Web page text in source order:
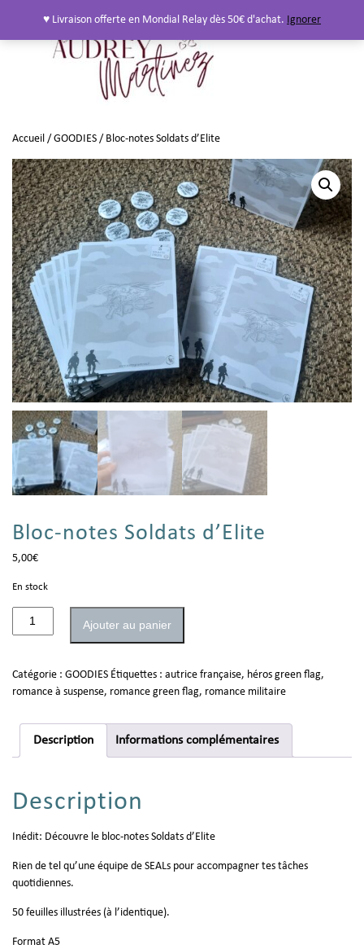
Accueil / GOODIES / Bloc-notes Soldats d’Elite
Bloc-notes Soldats d’Elite
5,00€
En stock
Ajouter au panier
Catégorie : GOODIES Étiquettes : autrice française, héros green flag,
romance à suspense, romance green flag, romance militaire
Description Informations complémentaires
Description
Inédit: Découvre le bloc-notes Soldats d’Elite
Rien de tel qu’une équipe de SEALs pour accompagner tes tâches
quotidiennes.
50 feuilles illustrées (à l’identique).
Format A5
♥ Livraison offerte en Mondial Relay dès 50€ d'achat. Ignorer